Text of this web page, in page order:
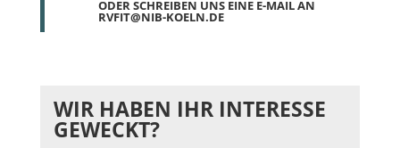
ODER SCHREIBEN UNS EINE E-MAIL AN
RVFIT@NIB-KOELN.DE
WIR HABEN IHR INTERESSE
GEWECKT?